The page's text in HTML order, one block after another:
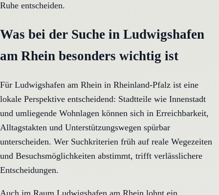
Ruhe entscheiden.
Was bei der Suche in Ludwigshafen
am Rhein besonders wichtig ist
Für Ludwigshafen am Rhein in Rheinland-Pfalz ist eine
lokale Perspektive entscheidend: Stadtteile wie Innenstadt
und umliegende Wohnlagen können sich in Erreichbarkeit,
Alltagstakten und Unterstützungswegen spürbar
unterscheiden. Wer Suchkriterien früh auf reale Wegezeiten
und Besuchsmöglichkeiten abstimmt, trifft verlässlichere
Entscheidungen.
Auch im Raum Ludwigshafen am Rhein lohnt ein